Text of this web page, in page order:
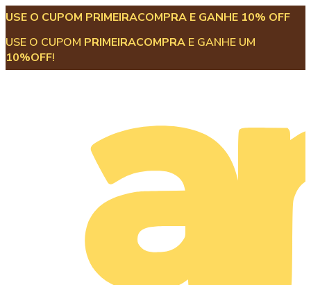
USE O CUPOM PRIMEIRACOMPRA E GANHE 10% OFF
USE O CUPOM PRIMEIRACOMPRA E GANHE UM
10%OFF!